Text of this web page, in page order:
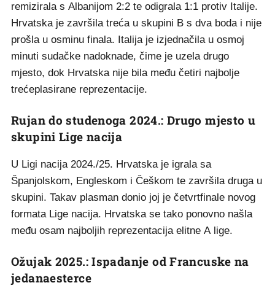
remizirala s Albanijom 2:2 te odigrala 1:1 protiv Italije.
Hrvatska je završila treća u skupini B s dva boda i nije
prošla u osminu finala. Italija je izjednačila u osmoj
minuti sudačke nadoknade, čime je uzela drugo
mjesto, dok Hrvatska nije bila među četiri najbolje
trećeplasirane reprezentacije.
Rujan do studenoga 2024.: Drugo mjesto u
skupini Lige nacija
U Ligi nacija 2024./25. Hrvatska je igrala sa
Španjolskom, Engleskom i Češkom te završila druga u
skupini. Takav plasman donio joj je četvrtfinale novog
formata Lige nacija. Hrvatska se tako ponovno našla
među osam najboljih reprezentacija elitne A lige.
Ožujak 2025.: Ispadanje od Francuske na
jedanaesterce